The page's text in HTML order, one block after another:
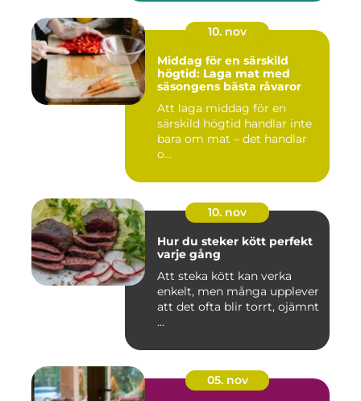
10. nov
Middag för en särskild
högtid: Laga mat med
säsongens bästa råvaror
Att laga middag för en
särskild högtid handlar inte
bara om mat – det handlar
o...
10. nov
Hur du steker kött perfekt
varje gång
Att steka kött kan verka
enkelt, men många upplever
att det ofta blir torrt, ojämnt
...
05. nov